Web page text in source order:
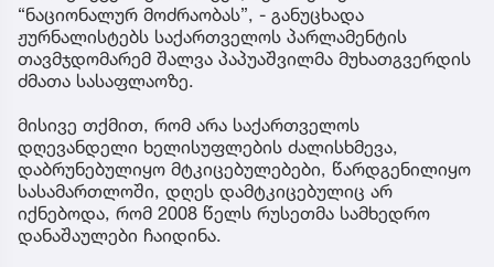
“ნაციონალურ მოძრაობას”, - განუცხადა
ჟურნალისტებს საქართველოს პარლამენტის
თავმჯდომარემ შალვა პაპუაშვილმა მუხათგვერდის
ძმათა სასაფლაოზე.
მისივე თქმით, რომ არა საქართველოს
დღევანდელი ხელისუფლების ძალისხმევა,
დაბრუნებულიყო მტკიცებულებები, წარდგენილიყო
სასამართლოში, დღეს დამტკიცებულიც არ
იქნებოდა, რომ 2008 წელს რუსეთმა სამხედრო
დანაშაულები ჩაიდინა.